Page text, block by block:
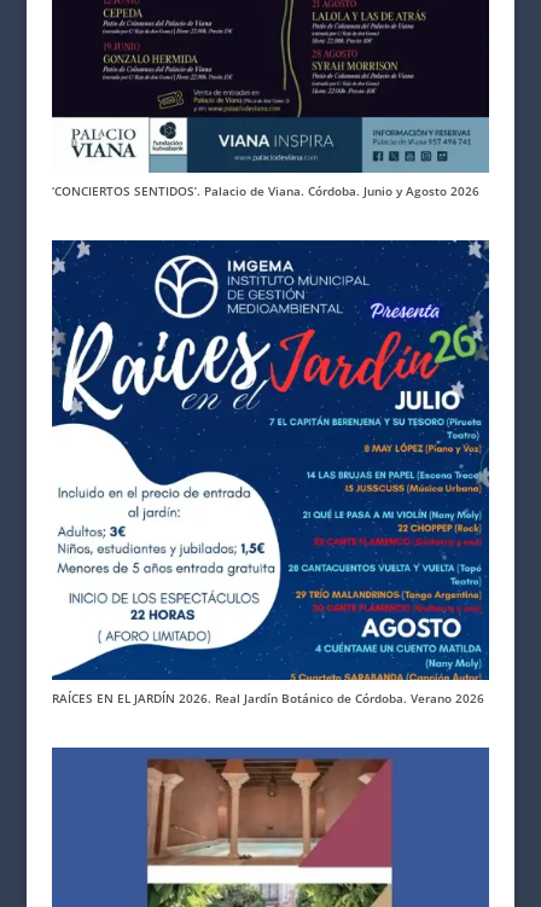
‘CONCIERTOS SENTIDOS’. Palacio de Viana. Córdoba. Junio y Agosto 2026
RAÍCES EN EL JARDÍN 2026. Real Jardín Botánico de Córdoba. Verano 2026